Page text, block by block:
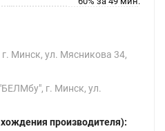
Минск, ул. Мясникова 34,
г. Минск, ул.
производителя):